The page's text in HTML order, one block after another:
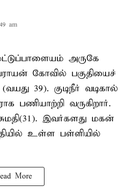
am
அருகே
கோவில் பகுதியைச்
39). குடிநீர் வடிகால்
பணியாற்றி வருகிறார்.
இவர்களது மகன்
உள்ள பள்ளியில்
More